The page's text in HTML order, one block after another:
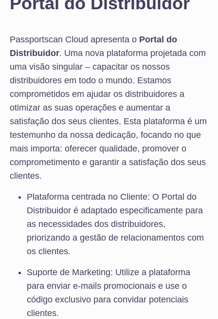
Passportscan Cloud apresenta o Portal do
Distribuidor. Uma nova plataforma projetada com
uma visão singular – capacitar os nossos
distribuidores em todo o mundo. Estamos
comprometidos em ajudar os distribuidores a
otimizar as suas operações e aumentar a
satisfação dos seus clientes. Esta plataforma é um
testemunho da nossa dedicação, focando no que
mais importa: oferecer qualidade, promover o
comprometimento e garantir a satisfação dos seus
clientes.
Plataforma centrada no Cliente: O Portal do
Distribuidor é adaptado especificamente para
as necessidades dos distribuidores,
priorizando a gestão de relacionamentos com
os clientes.
Suporte de Marketing: Utilize a plataforma
para enviar e-mails promocionais e use o
código exclusivo para convidar potenciais
clientes.